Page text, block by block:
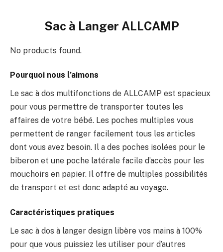
Sac à Langer ALLCAMP
No products found.
Pourquoi nous l’aimons
Le sac à dos multifonctions de ALLCAMP est spacieux
pour vous permettre de transporter toutes les
affaires de votre bébé. Les poches multiples vous
permettent de ranger facilement tous les articles
dont vous avez besoin. Il a des poches isolées pour le
biberon et une poche latérale facile d’accès pour les
mouchoirs en papier. Il offre de multiples possibilités
de transport et est donc adapté au voyage.
Caractéristiques pratiques
Le sac à dos à langer design libère vos mains à 100%
pour que vous puissiez les utiliser pour d’autres